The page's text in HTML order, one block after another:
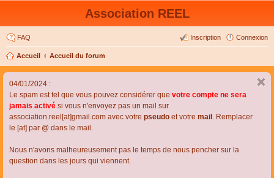
Association REEL
FAQ Connexion
Inscription
Accueil Accueil du forum
04/01/2024 :
Le spam est tel que vous pouvez considérer que votre compte ne sera
jamais activé si vous n'envoyez pas un mail sur
association.reel[at]gmail.com avec votre pseudo et votre mail . Remplacer
le [at] par @ dans le mail.
Nous n'avons malheureusement pas le temps de nous pencher sur la
question dans les jours qui viennent.